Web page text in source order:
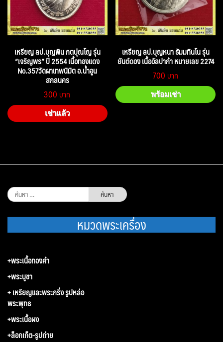
เหรียญ ลป.บุญพิน กตปุณโญ รุ่น
“เจริญพร” ปี 2554 เนื้อทองแดง
No.357วัดผาเทพนิมิต อ.น้ำอูน
สกลนคร
300
เช่าแล้ว
เหรียญ ลป.บุญหนา ธัมมทินโน รุ่น
ยันต์ดอง เนื้ออัลปาก้า หมายเลข 2274
700
พร้อมเช่า
ค้นหา
สำหรับ:
หมวดพระเครื่อง
+พระเนื้อทองคำ
+พระบูชา
+ เหรียญและพระกริ่ง รูปหล่อ
พระพุทธ
+พระเนื้อผง
+ล็อกเก็ต-รูปถ่าย